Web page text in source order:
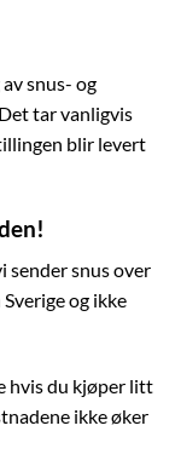
snus- og
tar vanligvis
blir levert
sender snus over
og ikke
hvis du kjøper litt
ikke øker